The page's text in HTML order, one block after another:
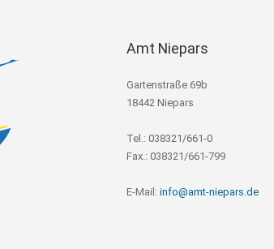
Amt Niepars
Gartenstraße 69b
18442 Niepars
Tel.: 038321/661-0
Fax.: 038321/661-799
E-Mail: info@amt-niepars.de